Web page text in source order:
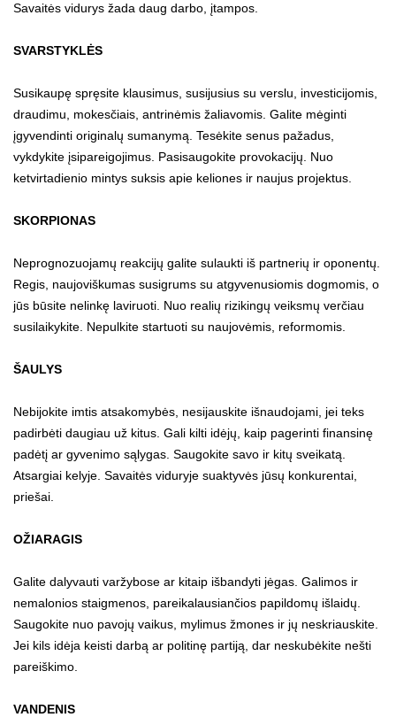
Savaitės vidurys žada daug darbo, įtampos.
SVARSTYKLĖS
Susikaupę spręsite klausimus, susijusius su verslu, investicijomis,
draudimu, mokesčiais, antrinėmis žaliavomis. Galite mėginti
įgyvendinti originalų sumanymą. Tesėkite senus pažadus,
vykdykite įsipareigojimus. Pasisaugokite provokacijų. Nuo
ketvirtadienio mintys suksis apie keliones ir naujus projektus.
SKORPIONAS
Neprognozuojamų reakcijų galite sulaukti iš partnerių ir oponentų.
Regis, naujoviškumas susigrums su atgyvenusiomis dogmomis, o
jūs būsite nelinkę laviruoti. Nuo realių rizikingų veiksmų verčiau
susilaikykite. Nepulkite startuoti su naujovėmis, reformomis.
ŠAULYS
Nebijokite imtis atsakomybės, nesijauskite išnaudojami, jei teks
padirbėti daugiau už kitus. Gali kilti idėjų, kaip pagerinti finansinę
padėtį ar gyvenimo sąlygas. Saugokite savo ir kitų sveikatą.
Atsargiai kelyje. Savaitės viduryje suaktyvės jūsų konkurentai,
priešai.
OŽIARAGIS
Galite dalyvauti varžybose ar kitaip išbandyti jėgas. Galimos ir
nemalonios staigmenos, pareikalausiančios papildomų išlaidų.
Saugokite nuo pavojų vaikus, mylimus žmones ir jų neskriauskite.
Jei kils idėja keisti darbą ar politinę partiją, dar neskubėkite nešti
pareiškimo.
VANDENIS